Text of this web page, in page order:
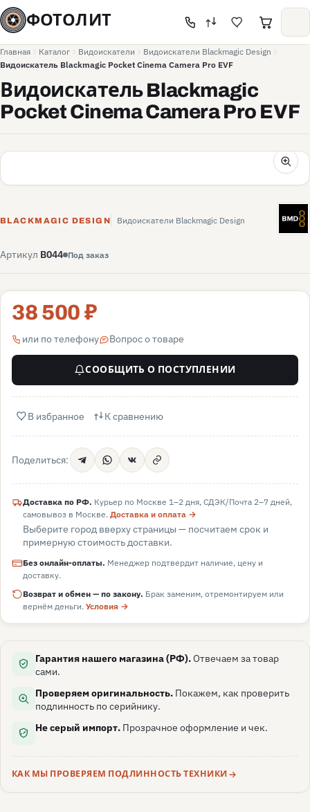
ФОТОЛИТ
Главная Каталог Видоискатели
Видоискатели Blackmagic Design
Видоискатель Blackmagic Pocket Cinema Camera Pro EVF
Видоискатель Blackmagic
Pocket Cinema Camera Pro EVF
BLACKMAGIC DESIGN Видоискатели Blackmagic Design BD
Артикул B044 Под заказ
38 500 ₽
или по телефону Вопрос о товаре
СООБЩИТЬ О ПОСТУПЛЕНИИ
В избранное К сравнению
Поделиться:
Доставка по РФ. Курьер по Москве 1–2 дня, СДЭК/Почта 2–7 дней,
самовывоз в Москве. Доставка и оплата →
Выберите город вверху страницы — посчитаем срок и
примерную стоимость доставки.
Без онлайн-оплаты. Менеджер подтвердит наличие, цену и
доставку.
Возврат и обмен — по закону. Брак заменим, отремонтируем или
вернём деньги.Условия →
Гарантия нашего магазина (РФ).Отвечаем за товар
сами.
Проверяем оригинальность. Покажем, как проверить
подлинность по серийнику.
Не серый импорт. Прозрачное оформление и чек.
КАК МЫ ПРОВЕРЯЕМ ПОДЛИННОСТЬ ТЕХНИКИ